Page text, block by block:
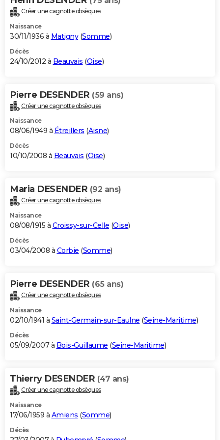
Créer une cagnotte obsèques
Naissance
30/11/1936 à Matigny(Somme)
Décès
24/10/2012 à Beauvais (Oise)
Pierre DESENDER (59 ans)
Créer une cagnotte obsèques
Naissance
08/06/1949 à Étreillers (Aisne)
Décès
10/10/2008 à Beauvais (Oise)
Maria DESENDER (92 ans)
Créer une cagnotte obsèques
Naissance
08/08/1915 à Croissy-sur-Celle (Oise)
Décès
03/04/2008 à Corbie (Somme)
Pierre DESENDER (65 ans)
Créer une cagnotte obsèques
Naissance
02/10/1941 à Saint-Germain-sur-Eaulne (Seine-Maritime)
Décès
05/09/2007 à Bois-Guillaume (Seine-Maritime)
Thierry DESENDER (47 ans)
Créer une cagnotte obsèques
Naissance
17/06/1959 à Amiens (Somme)
Décès